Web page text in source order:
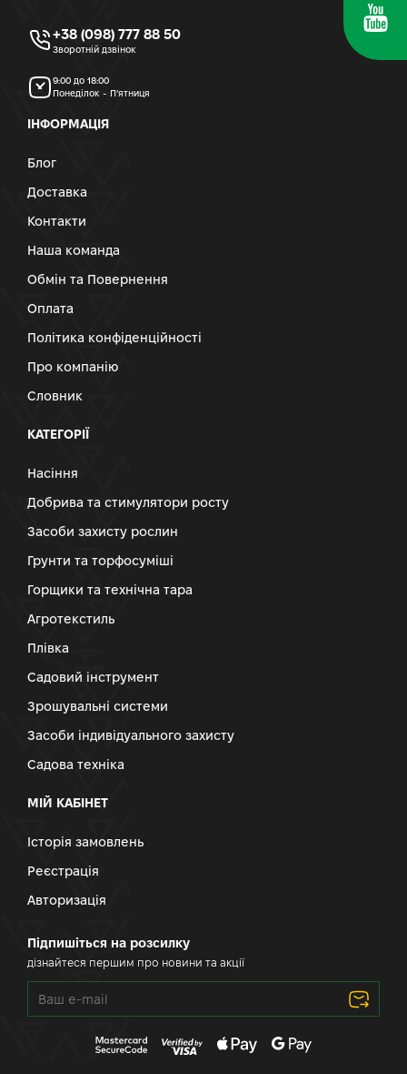
+38 (098) 777 88 50
Зворотній дзвінок
9:00 до 18:00
Понеділок - П’ятниця
ІНФОРМАЦІЯ
Блог
Доставка
Контакти
Наша команда
Обмін та Повернення
Оплата
Політика конфіденційності
Про компанію
Словник
КАТЕГОРІЇ
Насіння
Добрива та стимулятори росту
Засоби захисту рослин
Грунти та торфосуміші
Горщики та технічна тара
Агротекстиль
Плівка
Садовий інструмент
Зрошувальні системи
Засоби індивідуального захисту
Садова техніка
МІЙ КАБІНЕТ
Історія замовлень
Реєстрація
Авторизація
Підпишіться на розсилку
дізнайтеся першим про новини та акції